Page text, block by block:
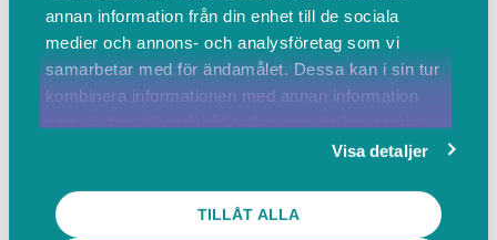
annan information från din enhet till de sociala
medier och annons- och analysföretag som vi
samarbetar med för ändamålet. Dessa kan i sin tur
kombinera informationen med annan information
Visa detaljer
TILLÅT ALLA
Mer info
Stöd i relationen till din hund
30 min
Du blir uppringd av mig på din bokade tid för
ett samtal då du får stöd och råd kring hur du